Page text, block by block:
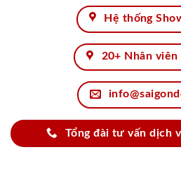
Hệ thống
20+ Nhân
Tổng đài tư vấn dịch